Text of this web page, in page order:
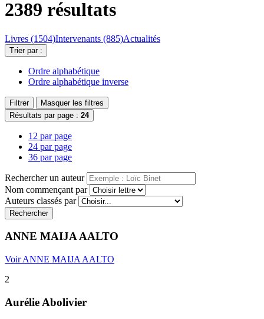
2389 résultats
Livres (1504)Intervenants (885)Actualités
Trier par :
Ordre alphabétique
Ordre alphabétique inverse
Filtrer
Masquer les filtres
Résultats par page : 24
12 par page
24 par page
36 par page
Rechercher un auteur
Nom commençant par
Auteurs classés par
Rechercher
ANNE MAIJA AALTO
Voir ANNE MAIJA AALTO
2
Aurélie Abolivier